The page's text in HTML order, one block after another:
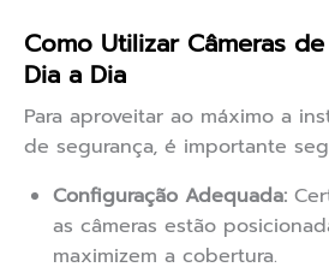
Como Utilizar Câmeras
Dia a Dia
Para aproveitar ao máximo a
de segurança, é importante
Configuração Adequada:
as câmeras estão
maximizem a cobertura.